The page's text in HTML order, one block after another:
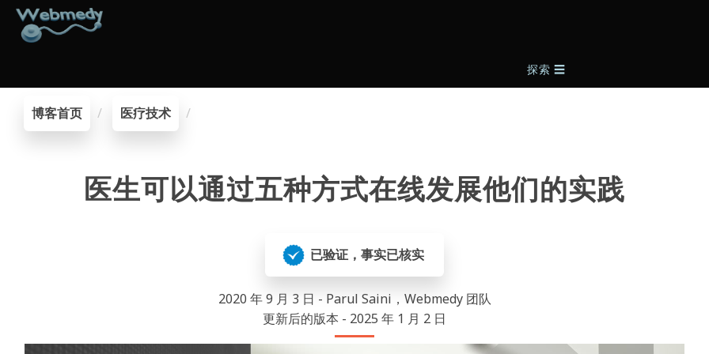
探索 ☰
博客首页 医疗技术
医生可以通过五种方式在线发展他们的实践
已验证，事实已核实
2020 年 9 月 3 日 - Parul Saini，Webmedy 团队
更新后的版本 - 2025 年 1 月 2 日